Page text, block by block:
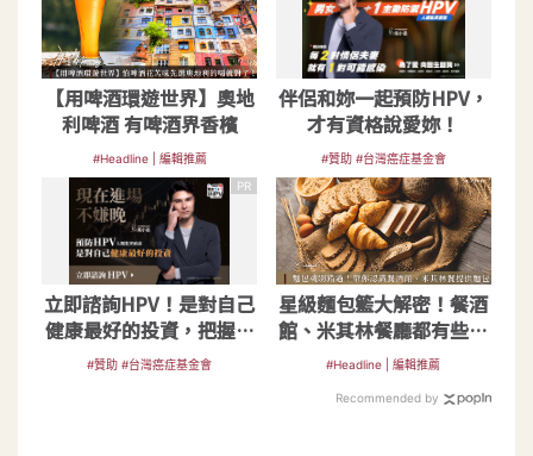
【用啤酒環遊世界】奧地
利啤酒 有啤酒界香檳
#Headline | 編輯推薦
伴侶和妳一起預防HPV，
才有資格說愛妳！
#贊助 #台灣癌症基金會
PR
立即諮詢HPV！是對自己
健康最好的投資，把握現
在不嫌晚！
#贊助 #台灣癌症基金會
星級麵包籃大解密！餐酒
館、米其林餐廳都有些什
麼麵包？
#Headline | 編輯推薦
Recommended by